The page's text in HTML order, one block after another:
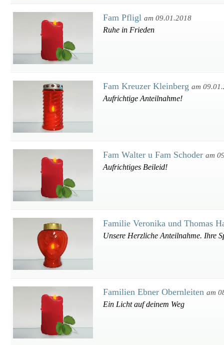
Fam Pfligl am 09.01.2018
Ruhe in Frieden
Fam Kreuzer Kleinberg am
Aufrichtige Anteilnahme!
Fam Walter u Fam Schoder am
Aufrichtiges Beileid!
Familie Veronika und Thomas
Unsere Herzliche Anteilnahme. Ihre
Familien Ebner Obernleiten am
Ein Licht auf deinem Weg